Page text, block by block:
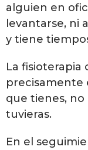
alguien en
levantarse, ni
y tiene
La fisioterapia
precisamente
que tienes,
tuvieras.
En el